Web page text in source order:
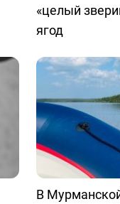
«целый
ягод
В